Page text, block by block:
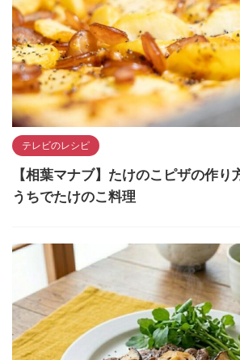
テレビのレシピ
【相葉マナブ】たけのこピザの作り
うちでたけのこ料理